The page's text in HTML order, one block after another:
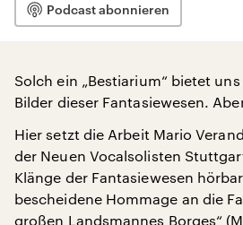
Podcast abonnieren
Solch ein „Bestiarium“ bietet
Bilder dieser Fantasiewesen.
Hier setzt die Arbeit Mario
der Neuen Vocalsolisten
Klänge der Fantasiewesen
bescheidene Hommage an die
großen Landsmannes Borges“